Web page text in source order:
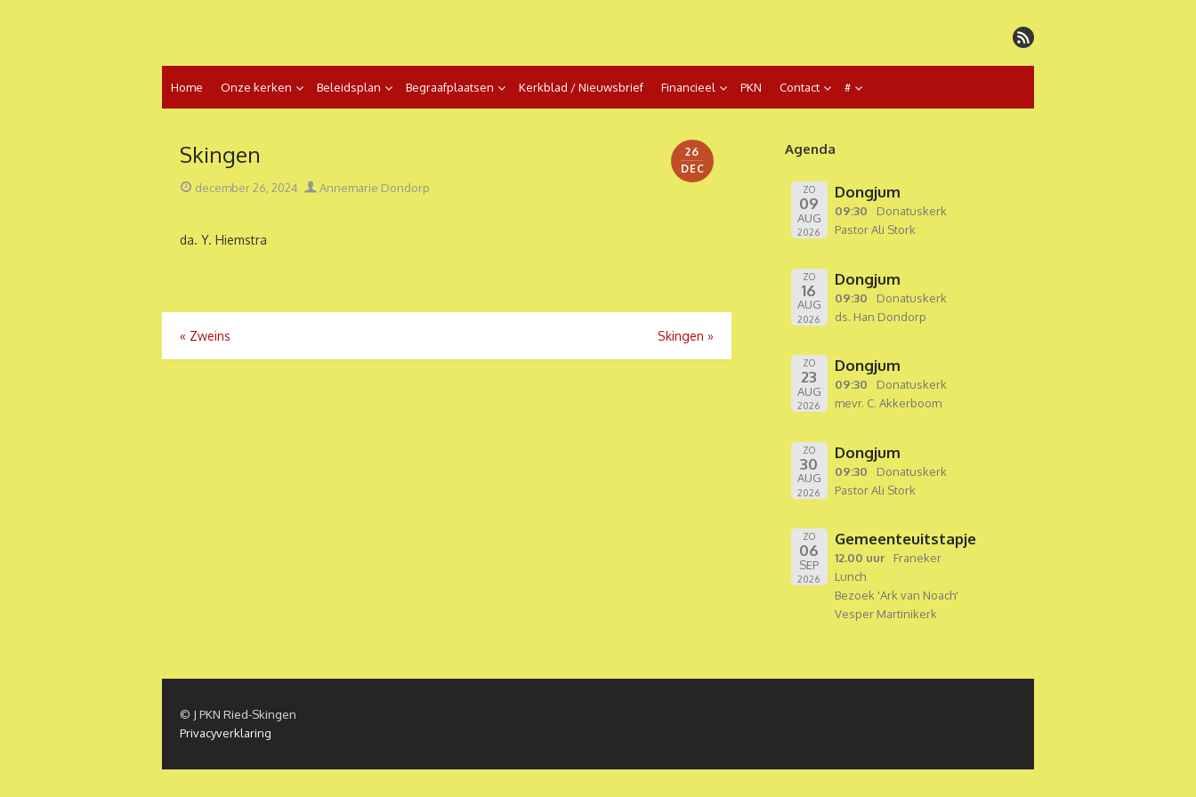
inhoud
Home Onze kerken Beleidsplan Begraafplaatsen Kerkblad / Nieuwsbrief Financieel PKN Contact #
Skingen
26
DEC
Geplaatst
december 26, 2024 Auteur
Annemarie Dondorp
da. Y. Hiemstra
Bericht
navigatie
« Zweins Skingen »
Agenda
ZO
09
AUG
2026
Dongjum
09:30
Donatuskerk
Pastor Ali Stork
ZO
16
AUG
2026
Dongjum
09:30
Donatuskerk
ds. Han Dondorp
ZO
23
AUG
2026
Dongjum
09:30
Donatuskerk
mevr. C. Akkerboom
ZO
30
AUG
2026
Dongjum
09:30
Donatuskerk
Pastor Ali Stork
ZO
06
SEP
2026
Gemeenteuitstapje
12.00 uur
Franeker
Lunch
Bezoek 'Ark van Noach'
Vesper Martinikerk
© J PKN Ried-Skingen
Privacyverklaring